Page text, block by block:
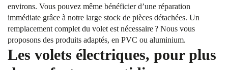
environs. Vous pouvez même bénéficier d’une réparation
immédiate grâce à notre large stock de pièces détachées. Un
remplacement complet du volet est nécessaire ? Nous vous
proposons des produits adaptés, en PVC ou aluminium.
Les volets électriques, pour plus